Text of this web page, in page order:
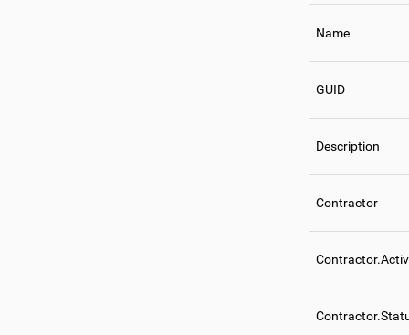
Name
GUID
Description
Contractor